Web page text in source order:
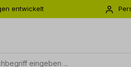
entwickelt